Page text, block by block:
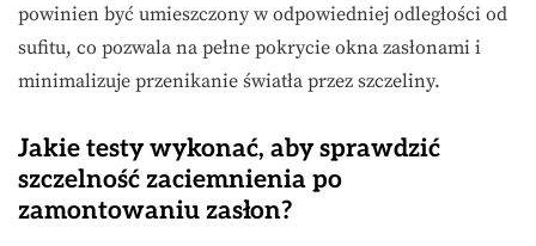
powinien być umieszczony w odpowiedniej odległości od
sufitu, co pozwala na pełne pokrycie okna zasłonami i
minimalizuje przenikanie światła przez szczeliny.
Jakie testy wykonać, aby sprawdzić
szczelność zaciemnienia po
zamontowaniu zasłon?